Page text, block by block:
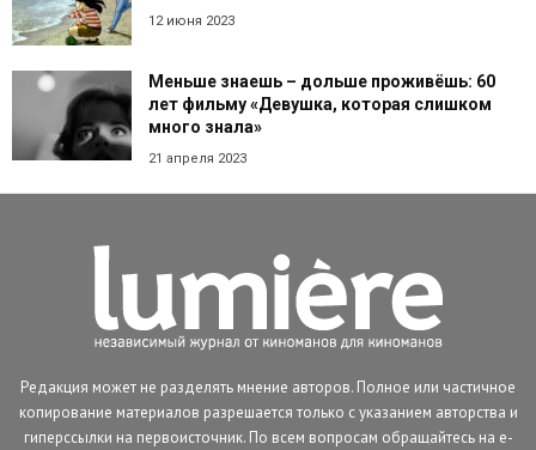
12 июня 2023
Меньше знаешь – дольше проживёшь: 60
лет фильму «Девушка, которая слишком
много знала»
21 апреля 2023
Редакция может не разделять мнение авторов. Полное или частичное
копирование материалов разрешается только с указанием авторства и
гиперссылки на первоисточник. По всем вопросам обращайтесь на e-